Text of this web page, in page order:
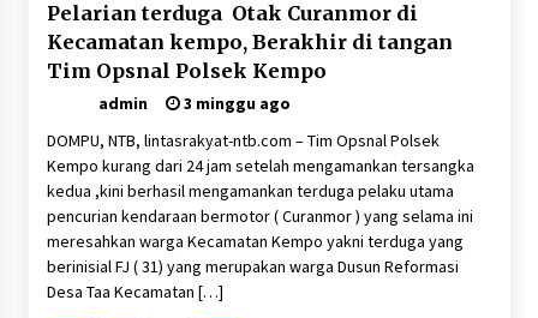
Pelarian terduga Otak Curanmor di
Kecamatan kempo, Berakhir di tangan
Tim Opsnal Polsek Kempo
admin
3 minggu ago
DOMPU, NTB, lintasrakyat-ntb.com – Tim Opsnal Polsek
Kempo kurang dari 24 jam setelah mengamankan tersangka
kedua ,kini berhasil mengamankan terduga pelaku utama
pencurian kendaraan bermotor ( Curanmor ) yang selama ini
meresahkan warga Kecamatan Kempo yakni terduga yang
berinisial FJ ( 31) yang merupakan warga Dusun Reformasi
Desa Taa Kecamatan […]